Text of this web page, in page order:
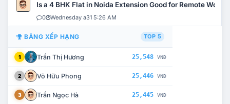
Is a 4 BHK Flat in Noida Extension Good for Remote Work?
0 Wednesday a31 5:26 AM
BẢNG XẾP HẠNG TOP 5
1 Trần Thị Hương 25,548 VNĐ
2 Võ Hữu Phong 25,446 VNĐ
3 Trần Ngọc Hà 25,445 VNĐ